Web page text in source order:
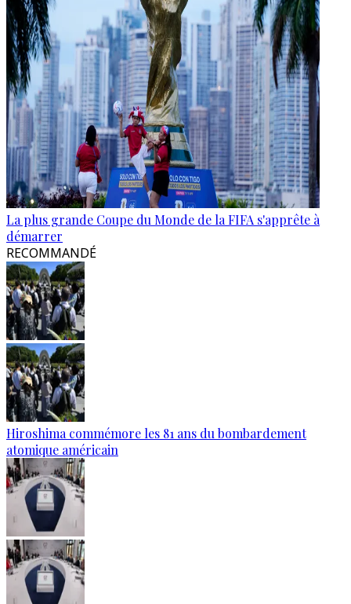
La plus grande Coupe du Monde de la FIFA s'apprête à
démarrer
RECOMMANDÉ
Hiroshima commémore les 81 ans du bombardement
atomique américain